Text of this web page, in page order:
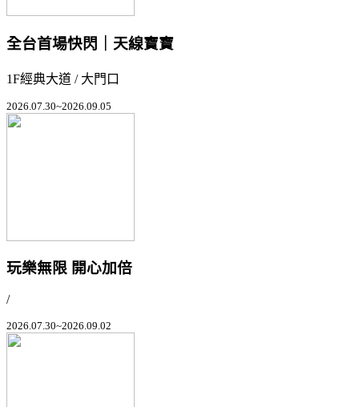
全台首場快閃｜天線寶寶
1F經典大道 / 大門口
2026.07.30~2026.09.05
玩樂無限 開心加倍
/
2026.07.30~2026.09.02